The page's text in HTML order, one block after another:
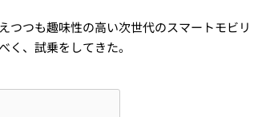
つつも趣味性の高い次世代のスマートモビリ
、試乗をしてきた。